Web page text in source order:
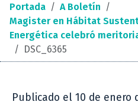
Portada / A Boletín /
Magister en Hábitat
Energética celebró
/ DSC_6365
Publicado el 10 de enero